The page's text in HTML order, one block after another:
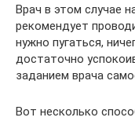
Врач в этом случае
рекомендует
нужно пугаться,
достаточно
заданием врача
Вот несколько